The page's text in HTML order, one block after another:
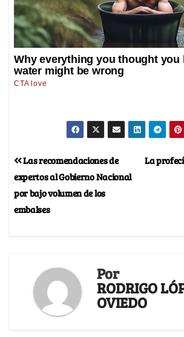
La
Las recomendaciones de
expertos al Gobierno Nacional
por bajo volumen de los
embalses
Por
RODRIGO
OVIEDO